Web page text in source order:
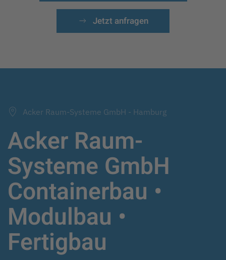
Jetzt anfragen
Acker Raum-Systeme GmbH - Hamburg
Acker Raum-
Systeme GmbH
Containerbau •
Modulbau •
Fertigbau